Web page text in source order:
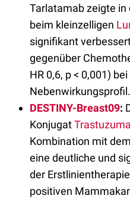
Tarlatamab zeigte
beim kleinzelligen
signifikant
gegenüber
HR 0,6, p < 0,001)
Nebenwirkungsprofil.
DESTINY-Breast09:
Konjugat
Kombination mit
eine deutliche und
der
positiven